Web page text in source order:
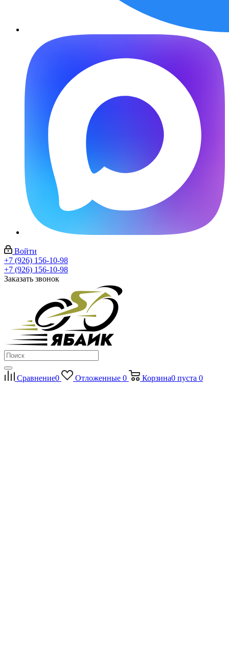
Войти
+7 (926) 156-10-98
+7 (926) 156-10-98
Заказать звонок
Сравнение0 Отложенные 0 Корзина0 пуста 0